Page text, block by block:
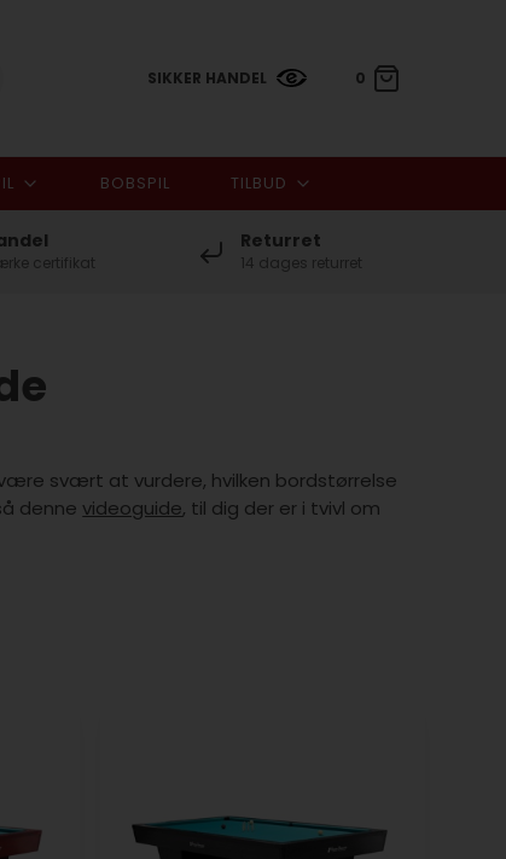
SIKKER HANDEL 0
0,00 DKK
BOBSPIL TILBUD
certifikat
Returret
14 dages returret
svært at vurdere, hvilken bordstørrelse
denne videoguide, til dig der er i tvivl om